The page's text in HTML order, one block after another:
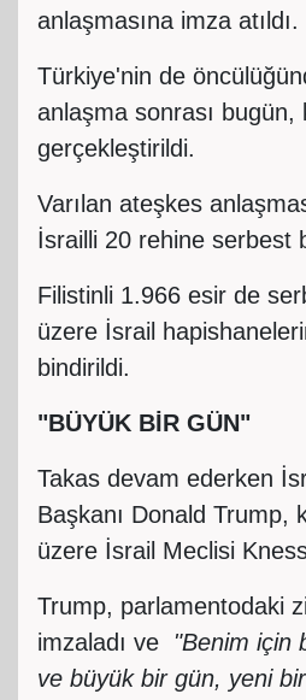
anlaşmasına imza atıldı.
Türkiye'nin de
anlaşma sonrası bugün,
gerçekleştirildi.
Varılan ateşkes
İsrailli 20 rehine serbest
Filistinli 1.966 esir de
üzere İsrail
bindirildi.
"BÜYÜK BİR GÜN"
Takas devam ederken
Başkanı Donald Trump,
üzere İsrail Meclisi
Trump, parlamentodaki
imzaladı ve
"Benim için
ve büyük bir gün, yeni